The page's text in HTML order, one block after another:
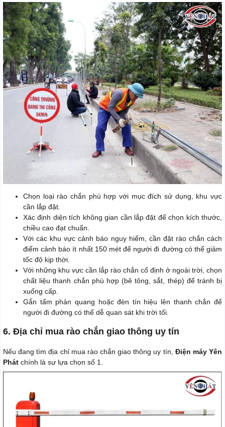
Chọn loại rào chắn phù hợp với mục đích sử dụng, khu vực
cần lắp đặt.
Xác định diện tích không gian cần lắp đặt để chọn kích thước,
chiều cao đạt chuẩn.
Với các khu vực cảnh báo nguy hiểm, cần đặt rào chắn cách
điểm cảnh báo ít nhất 150 mét để người đi đường có thể giảm
tốc độ kịp thời.
Với những khu vực cần lắp rào chắn cố định ở ngoài trời, chọn
chất liệu thanh chắn phù hợp (bê tông, sắt, thép) để tránh bị
xuống cấp.
Gắn tấm phản quang hoặc đèn tín hiệu lên thanh chắn để
người đi đường có thể dễ quan sát khi trời tối.
6. Địa chỉ mua rào chắn giao thông uy tín
Nếu đang tìm địa chỉ mua rào chắn giao thông uy tín, Điện máy Yên
Phát chính là sự lựa chọn số 1.